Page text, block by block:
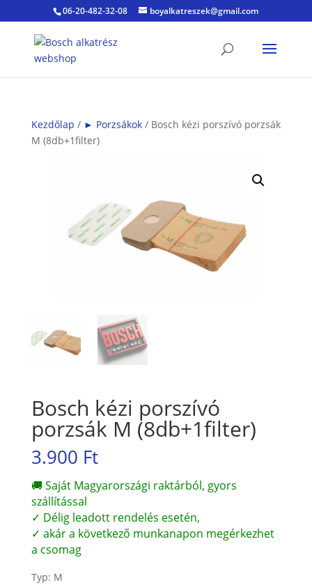
06-20-482-32-08 boyalkatreszek@gmail.com
Kezdőlap / ► Porzsákok/ Bosch kézi porszívó porzsák
M (8db+1filter)
Bosch kézi porszívó
porzsák M (8db+1filter)
3.900 Ft
🚚 Saját Magyarországi raktárból, gyors
szállítással
✓ Délig leadott rendelés esetén,
✓ akár a következő munkanapon megérkezhet
a csomag
Typ: M